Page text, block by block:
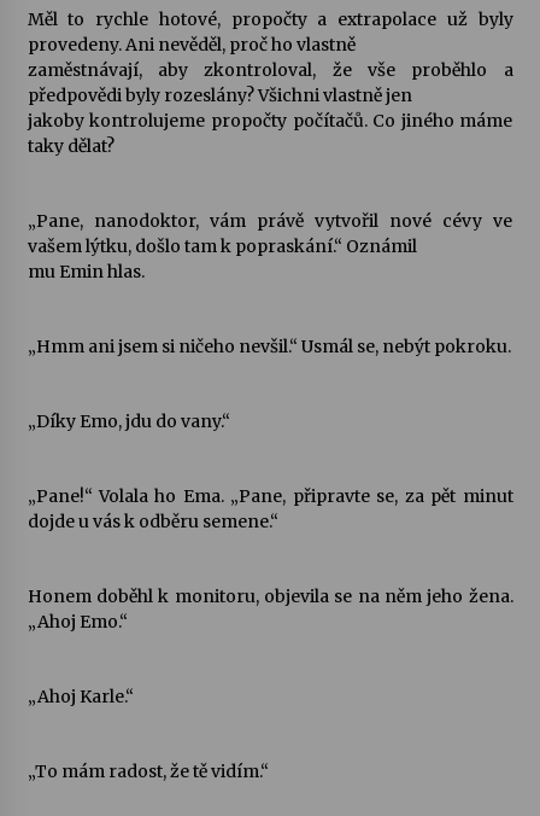
Měl to rychle hotové, propočty a extrapolace už byly
provedeny. Ani nevěděl, proč ho vlastně
zaměstnávají, aby zkontroloval, že vše proběhlo a
předpovědi byly rozeslány? Všichni vlastně jen
jakoby kontrolujeme propočty počítačů. Co jiného máme
taky dělat?
„Pane, nanodoktor, vám právě vytvořil nové cévy ve
vašem lýtku, došlo tam k popraskání.“ Oznámil
mu Emin hlas.
„Hmm ani jsem si ničeho nevšil.“ Usmál se, nebýt pokroku.
„Díky Emo, jdu do vany.“
„Pane!“ Volala ho Ema. „Pane, připravte se, za pět minut
dojde u vás k odběru semene.“
Honem doběhl k monitoru, objevila se na něm jeho žena.
„Ahoj Emo.“
„Ahoj Karle.“
„To mám radost, že tě vidím.“